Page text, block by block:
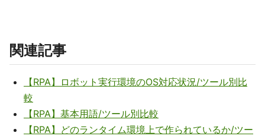
関連記事
【RPA】ロボット実行環境のOS対応状況/ツール別比
較
【RPA】基本用語/ツール別比較
【RPA】どのランタイム環境上で作られているか/ツー